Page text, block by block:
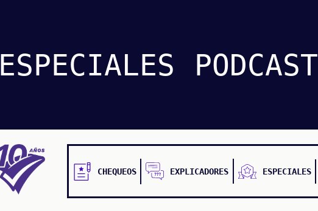
ESPECIALES PODCAST
CHEQUEOS EXPLICADORES ESPECIALES